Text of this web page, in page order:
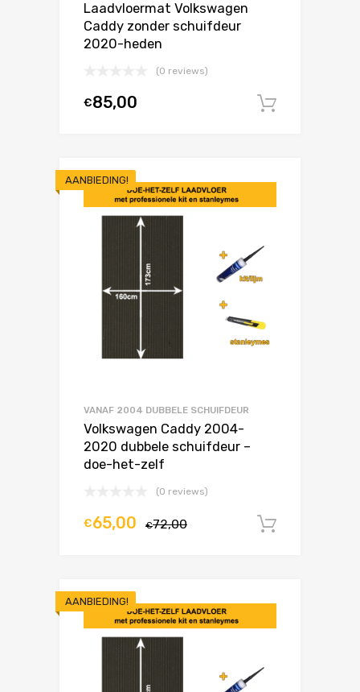
Laadvloermat Volkswagen
Caddy zonder schuifdeur
2020-heden
(0 reviews)
€85,00
AANBIEDING!
VANAF 2004 DUBBELE SCHUIFDEUR
Volkswagen Caddy 2004-
2020 dubbele schuifdeur –
doe-het-zelf
(0 reviews)
€72,00
€65,00
AANBIEDING!